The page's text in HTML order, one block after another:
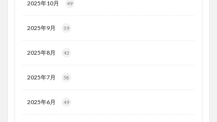
2025年10月 49
2025年9月 39
2025年8月 43
2025年7月 58
2025年6月 49